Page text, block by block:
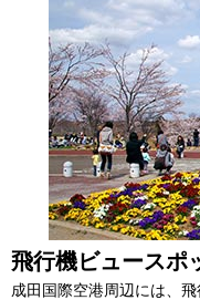
飛行機ビュースポ
成田国際空港周辺には、